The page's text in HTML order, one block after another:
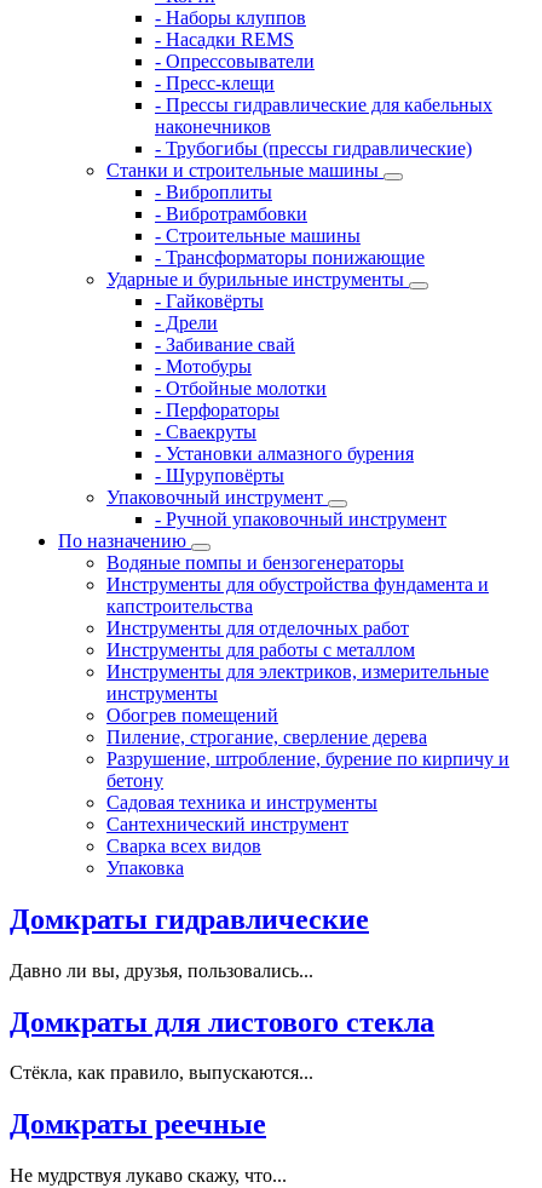
- Наборы клуппов
- Насадки REMS
- Опрессовыватели
- Пресс-клещи
- Прессы гидравлические для кабельных
наконечников
- Трубогибы (прессы гидравлические)
Станки и строительные машины
- Виброплиты
- Вибротрамбовки
- Строительные машины
- Трансформаторы понижающие
Ударные и бурильные инструменты
- Гайковёрты
- Дрели
- Забивание свай
- Мотобуры
- Отбойные молотки
- Перфораторы
- Сваекруты
- Установки алмазного бурения
- Шуруповёрты
Упаковочный инструмент
- Ручной упаковочный инструмент
По назначению
Водяные помпы и бензогенераторы
Инструменты для обустройства фундамента и
капстроительства
Инструменты для отделочных работ
Инструменты для работы с металлом
Инструменты для электриков, измерительные
инструменты
Обогрев помещений
Пиление, строгание, сверление дерева
Разрушение, штробление, бурение по кирпичу и
бетону
Садовая техника и инструменты
Сантехнический инструмент
Сварка всех видов
Упаковка
Домкраты гидравлические
Давно ли вы, друзья, пользовались...
Домкраты для листового стекла
Стёкла, как правило, выпускаются...
Домкраты реечные
Не мудрствуя лукаво скажу, что...